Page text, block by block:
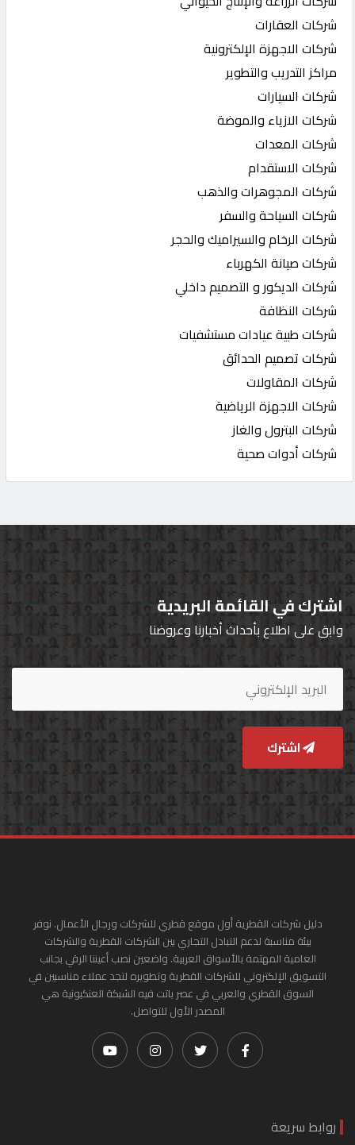
شركات العقارات
شركات الاجهزة الإلكترونية
مراكز التدريب والتطوير
شركات السيارات
شركات الازياء والموضة
شركات المعدات
شركات الاستقدام
شركات المجوهرات والذهب
شركات السياحة والسفر
شركات الرخام والسيراميك والحجر
شركات صيانة الكهرباء
شركات الديكور و التصميم داخلي
شركات النظافة
شركات طبية عيادات مستشفيات
شركات تصميم الحدائق
شركات المقاولات
شركات الاجهزة الرياضية
شركات البترول والغاز
شركات أدوات صحية
اشترك في القائمة البريدية
وابق على اطلاع بأحداث أخبارنا وعروضنا
اشترك
دليل شركات القطرية أول موقع قطري للشركات ورجال الأعمال. نوفر
بيئة مناسبة لدعم التبادل التجاري بين الشركات القطرية والشركات
العامية المهتمة بالأسواق العربية. واضعين نصب أعيننا الرقي بجانب
التسويق الإلكتروني للشركات القطرية وتطويره لتجد عملاء مناسبين في
السوق القطري والعربي في عصر باتت فيه الشبكة العنكبونية هي
المصدر الأول للتواصل.
روابط سريعة